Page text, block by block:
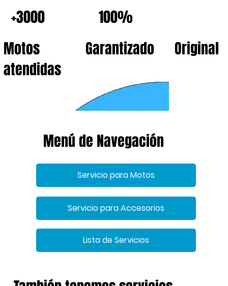
Menú de Navegación
Servicio para Accesorios
Servicio para Motos
Lista de Servicios
+3000
Motos
atendidas
Original
Garantizado
100%